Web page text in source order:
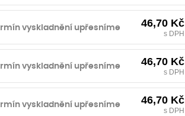
vyskladnění upřesníme 46,70 Kč
s DPH
vyskladnění upřesníme 46,70 Kč
s DPH
vyskladnění upřesníme 46,70 Kč
s DPH